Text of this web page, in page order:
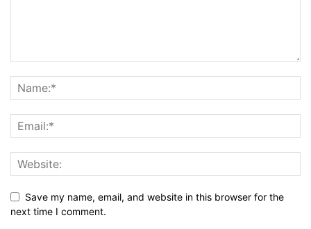
Save my name, email, and website in this browser for the
next time I comment.